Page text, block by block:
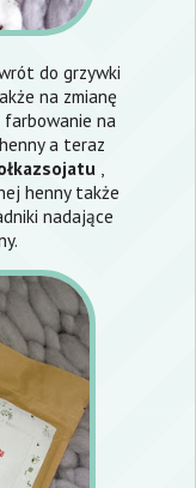
do grzywki
na zmianę
farbowanie na
a teraz
henny także
nadające